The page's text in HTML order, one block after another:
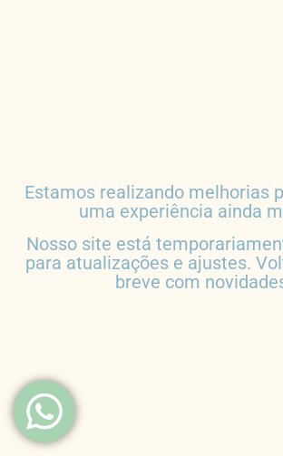
Estamos realizando melhorias
uma experiência ainda
Nosso site está
para atualizações e ajustes.
breve com